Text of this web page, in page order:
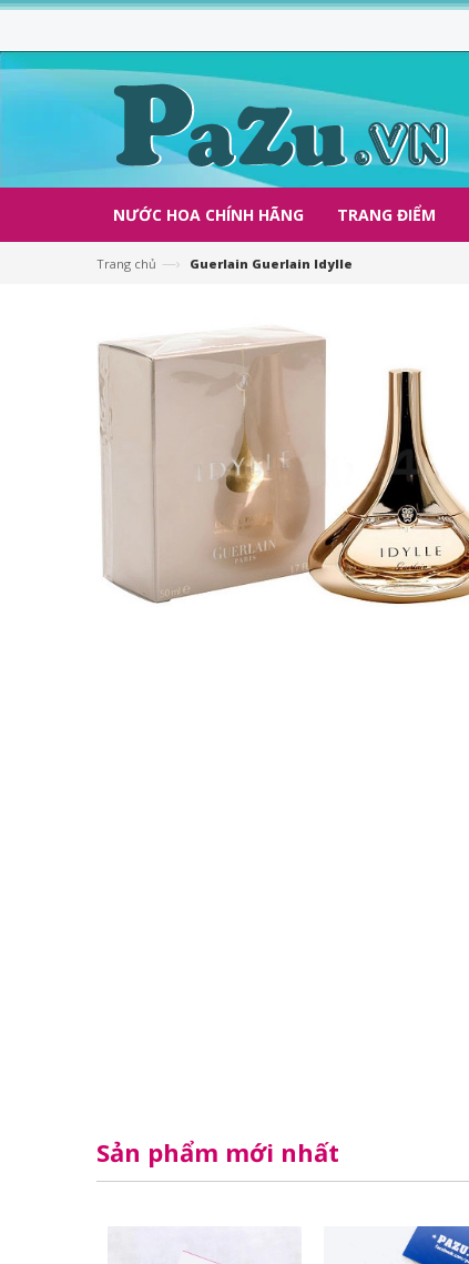
NƯỚC HOA CHÍNH HÃNG TRANG ĐIỂM
Trang chủ —› Guerlain Guerlain Idylle
Sản phẩm mới nhất